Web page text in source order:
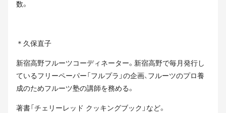
数。
＊久保直子
新宿高野フルーツコーディネーター。新宿高野で毎月発行し
ているフリーペーパー「フルプラ」の企画、フルーツのプロ養
成のためフルーツ塾の講師を務める。
著書「チェリーレッド クッキングブック」など。